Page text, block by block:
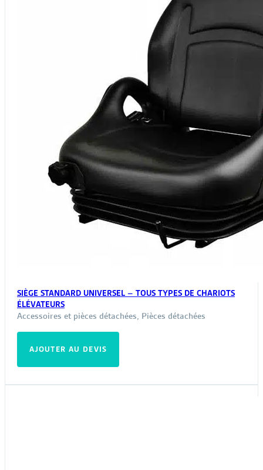
SIÈGE STANDARD UNIVERSEL – TOUS TYPES DE CHARIOTS
ÉLÉVATEURS
Accessoires et pièces détachées, Pièces détachées
AJOUTER AU DEVIS